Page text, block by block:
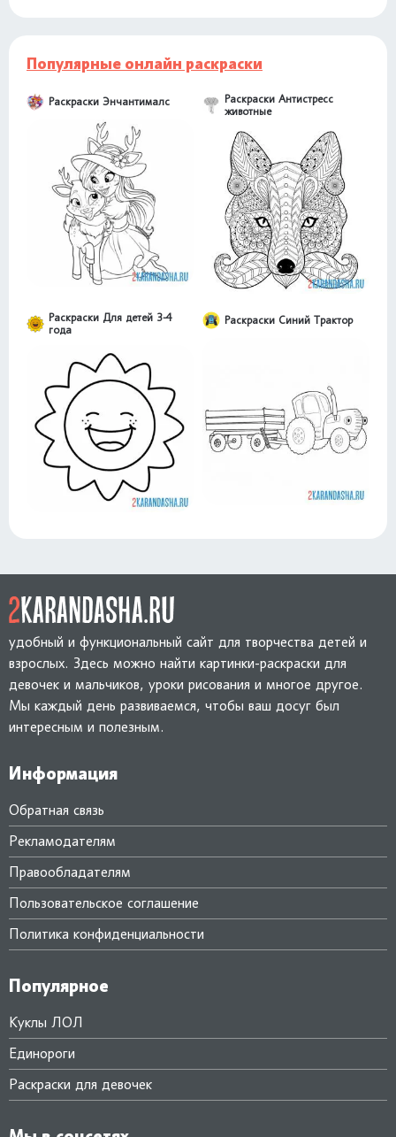
Популярные онлайн раскраски
Раскраски Энчантималс
Раскраски Антистресс
животные
Раскраски Для детей 3-4
года
Раскраски Синий Трактор
удобный и функциональный сайт для творчества детей и
взрослых. Здесь можно найти картинки-раскраски для
девочек и мальчиков, уроки рисования и многое другое.
Мы каждый день развиваемся, чтобы ваш досуг был
интересным и полезным.
Информация
Обратная связь
Рекламодателям
Правообладателям
Пользовательское соглашение
Политика конфиденциальности
Популярное
Куклы ЛОЛ
Единороги
Раскраски для девочек